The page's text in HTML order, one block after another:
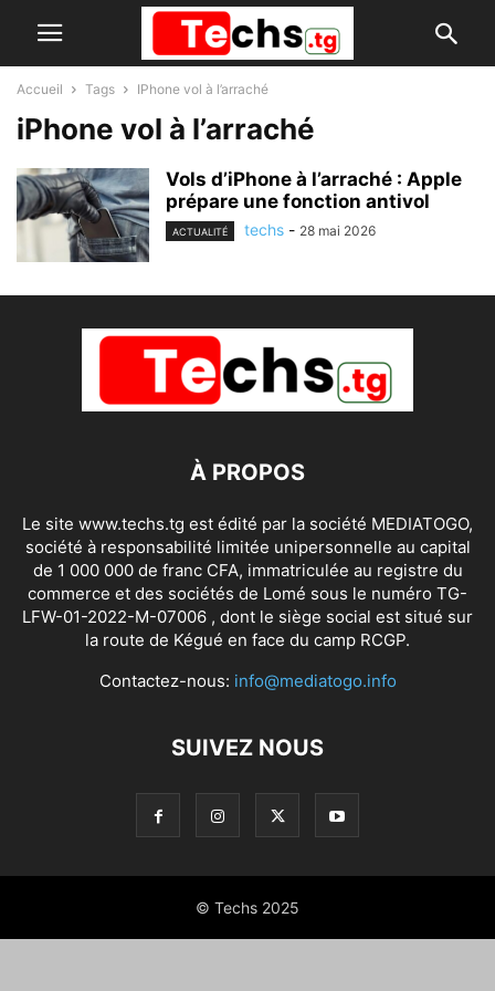
Accueil Tags IPhone vol à l’arraché
iPhone vol à l’arraché
Vols d’iPhone à l’arraché : Apple
prépare une fonction antivol
ACTUALITÉ techs - 28 mai 2026
À PROPOS
Le site www.techs.tg est édité par la société MEDIATOGO,
société à responsabilité limitée unipersonnelle au capital
de 1 000 000 de franc CFA, immatriculée au registre du
commerce et des sociétés de Lomé sous le numéro TG-
LFW-01-2022-M-07006 , dont le siège social est situé sur
la route de Kégué en face du camp RCGP.
Contactez-nous: info@mediatogo.info
SUIVEZ NOUS
© Techs 2025